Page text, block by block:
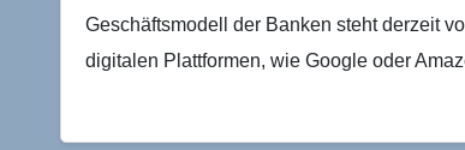
Geschäftsmodell der Banken steht derzeit
digitalen Plattformen, wie Google oder